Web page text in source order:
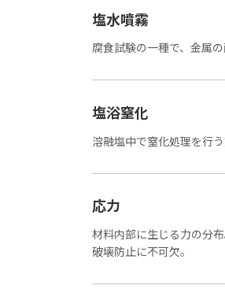
塩水噴霧
腐食試験の一種で、金属
塩浴窒化
溶融塩中で窒化処理を行
応力
材料内部に生じる力の分
破壊防止に不可欠。